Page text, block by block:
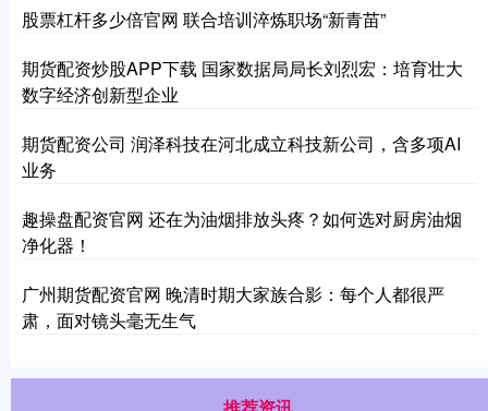
股票杠杆多少倍官网 联合培训淬炼职场“新青苗”
期货配资炒股APP下载 国家数据局局长刘烈宏：培育壮大
数字经济创新型企业
期货配资公司 润泽科技在河北成立科技新公司，含多项AI
业务
趣操盘配资官网 还在为油烟排放头疼？如何选对厨房油烟
净化器！
广州期货配资官网 晚清时期大家族合影：每个人都很严
肃，面对镜头毫无生气